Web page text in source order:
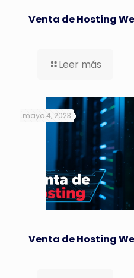
Venta de Hosting
Leer más
mayo 4, 2023
Venta de Hosting